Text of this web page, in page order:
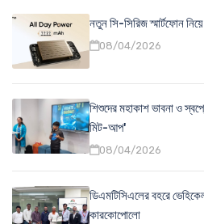
নতুন সি-সিরিজ স্মার্টফোন
08/04/2026
শিশুদের মহাকাশ ভাবনা ও
মিট-আপ'
08/04/2026
ডিএমটিসিএলের বহরে
কারকোপোলো